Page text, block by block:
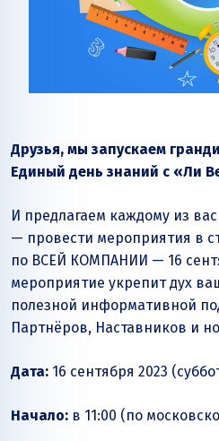
Друзья, мы запускаем
Единый день знаний с «Ли
И предлагаем каждому из
— провести мероприятия в
по ВСЕЙ КОМПАНИИ — 16
мероприятие укрепит дух
полезной информативной
Партнёров, Наставников и
Дата: 16 сентября 2023
Начало: в 11:00 (по